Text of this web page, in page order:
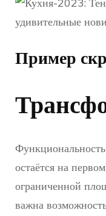
Пример
остаётся на
ограниченной
важна